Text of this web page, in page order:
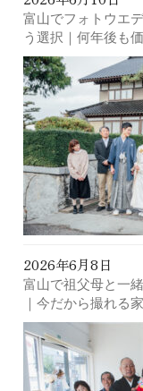
富山でフォトウエ
う選択｜何年後も
2026年6月8日
富山で祖父母と一
｜今だから撮れる